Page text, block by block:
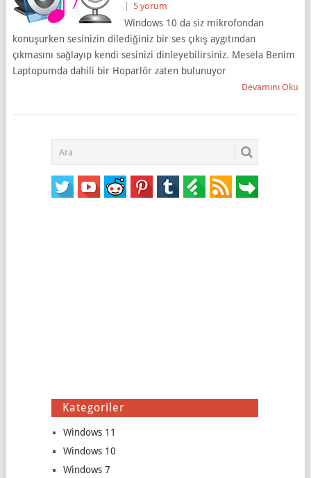
5 yorum
Windows 10 da siz mikrofondan
konuşurken sesinizin dilediğiniz bir ses çıkış aygıtından
çıkmasını sağlayıp kendi sesinizi dinleyebilirsiniz. Mesela Benim
Laptopumda dahili bir Hoparlör zaten bulunuyor
Devamını Oku
Kategoriler
Windows 11
Windows 10
Windows 7